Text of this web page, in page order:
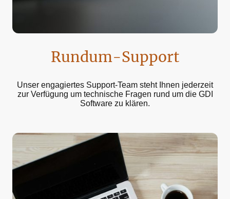
Rundum-Support
Unser engagiertes Support-Team steht Ihnen jederzeit
zur Verfügung um technische Fragen rund um die GDI
Software zu klären.